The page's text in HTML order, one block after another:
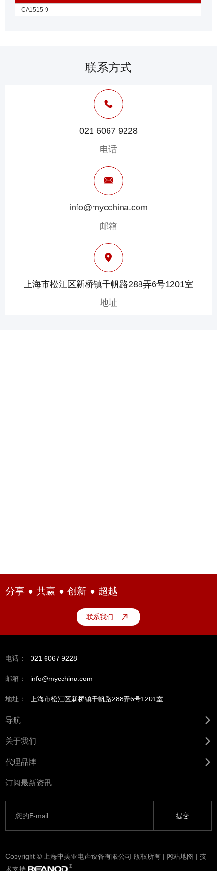
CA1515-9
联系方式
021 6067 9228
电话
info@mycchina.com
邮箱
上海市松江区新桥镇千帆路288弄6号1201室
地址
分享 ● 共赢 ● 创新 ● 超越
联系我们
电话： 021 6067 9228
邮箱： info@mycchina.com
地址： 上海市松江区新桥镇千帆路288弄6号1201室
导航
关于我们
代理品牌
订阅最新资讯
Copyright © 上海中美亚电声设备有限公司 版权所有 | 网站地图 | 技
术支持